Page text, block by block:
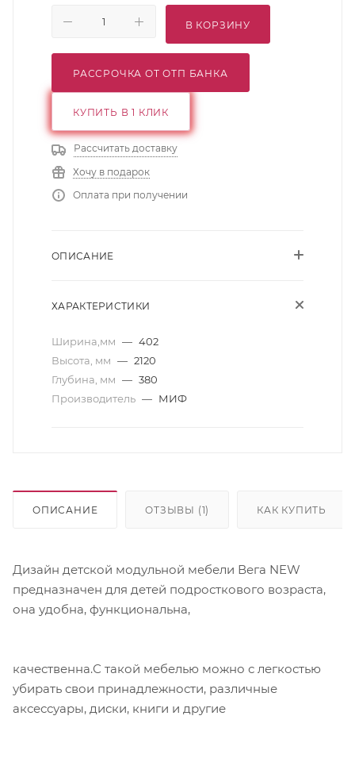
В КОРЗИНУ
РАССРОЧКА ОТ ОТП БАНКА
КУПИТЬ В 1 КЛИК
Рассчитать доставку
Хочу в подарок
Оплата при получении
ОПИСАНИЕ
ХАРАКТЕРИСТИКИ
Ширина,мм — 402
Высота, мм — 2120
Глубина, мм — 380
Производитель — МИФ
ОПИСАНИЕ ОТЗЫВЫ (1) КАК КУПИТЬ
Дизайн детской модульной мебели Вега NEW
предназначен для детей подросткового возраста,
она удобна, функциональна,
качественна.С такой мебелью можно с легкостью
убирать свои принадлежности, различные
аксессуары, диски, книги и другие